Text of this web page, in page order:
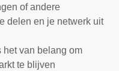
of andere
delen en je netwerk uit
het van belang om
te blijven